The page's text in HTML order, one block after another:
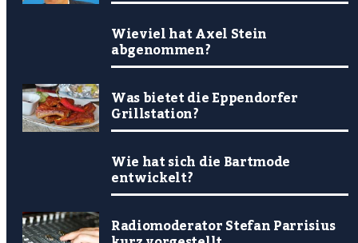
Wieviel hat Axel Stein
abgenommen?
Was bietet die Eppendorfer
Grillstation?
Wie hat sich die Bartmode
entwickelt?
Radiomoderator Stefan Parrisius